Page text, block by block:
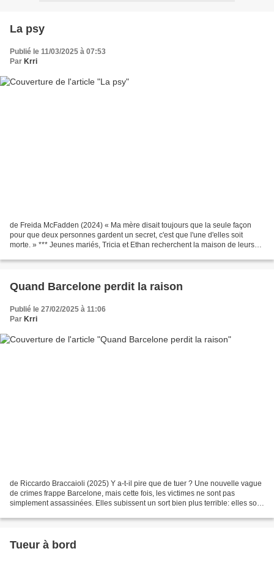
La psy
Publié le 11/03/2025 à 07:53
Par Krri
de Freida McFadden (2024) « Ma mère disait toujours que la seule façon
pour que deux personnes gardent un secret, c'est que l'une d'elles soit
morte. » *** Jeunes mariés, Tricia et Ethan recherchent la maison de leurs
Quand Barcelone perdit la raison
Publié le 27/02/2025 à 11:06
Par Krri
de Riccardo Braccaioli (2025) Y a-t-il pire que de tuer ? Une nouvelle vague
de crimes frappe Barcelone, mais cette fois, les victimes ne sont pas
simplement assassinées. Elles subissent un sort bien plus terrible: elles sont
Tueur à bord